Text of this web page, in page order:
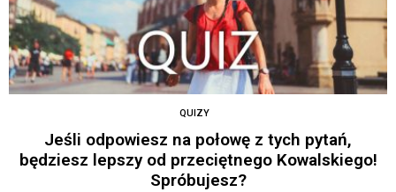
QUIZY
Jeśli odpowiesz na połowę z tych pytań,
będziesz lepszy od przeciętnego Kowalskiego!
Spróbujesz?